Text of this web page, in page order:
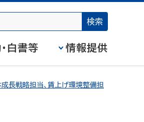
白書等 情報提供
成長戦略担当、賃上げ環境整備担